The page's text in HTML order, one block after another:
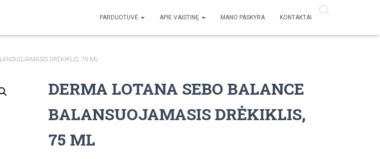
PARDUOTUVĖ APIE VAISTINĘ MANO PASKYRA KONTAKTAI
DRĖKIKLIS, 75 ML
DERMA LOTANA SEBO BALANCE
BALANSUOJAMASIS DRĖKIKLIS,
75 ML